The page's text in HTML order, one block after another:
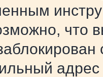
что
адрес